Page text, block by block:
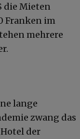
die Mieten
Franken im
mehrere
lange
zwang das
der